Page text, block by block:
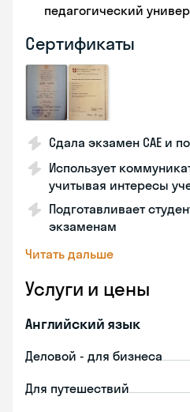
педагогический
Сертификаты
Сдала экзамен CAE и
Использует
учитывая интересы
Подготавливает
экзаменам
Читать дальше
Услуги и цены
Английский язык
Деловой - для бизнеса
Для путешествий